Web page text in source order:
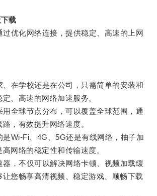
载
化网络连接，提供稳定、高速的上网
学校还是在公司，只需简单的安装和
、高速的网络加速服务。
球节点分布，可以覆盖全球范围，通
，有效提升网络速度。
Wi-Fi、4G、5G还是有线网络，柚子加
网络的稳定性和传输速度。
，不仅可以解决网络卡顿、视频加载缓
您畅享高清视频、稳定游戏、顺畅下载